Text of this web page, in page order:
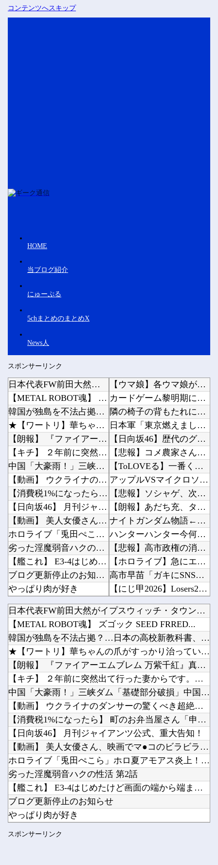
コンテンツへスキップ
HOME
当ブログ紹介
にゅーぷる
5chまとめのまとめX
News人
スポンサーリンク
日本代表FW前田大然がイプスウィッチ・タウンへ移籍決定！プレミアリーグ初挑戦
【METAL ROBOT魂】 ズゴック SEED FRREDOM ver明日予約開始！！キ...
韓国が独島を不法占拠？…日本の高校新教科書、また強引な主張＝韓国の反応
★【ワートリ】華ちゃんの爪がすっかり治っていればいいけどね
【朗報】 『ファイアーエムブレム 万紫千紅』真の主人公マイユニはキャラメイクが可能
【キチ】 ２年前に突然出て行った妻からです。「天井にへばりついてニタニタ笑ってないで出て行...
中国「大豪雨！」三峡ダム「基礎部分破損」中国「全力放流！」台風13号「中国上陸予測」台風1...
【動画】 ウクライナのダンサーの驚くべき超絶足技ダンスが凄すぎるｗ！！
【消費税1%になったら】 町のお弁当屋さん「申し訳ないがその分商品代を値上げして店頭価格を...
【日向坂46】 月刊ジャイアンツ公式、重大告知！
【動画】 美人女優さん、映画でマ●コのビラビラまでめくらせてしまうｗｗｗｗｗｗ
ホロライブ「兎田ぺこら」ホロ夏アモアス炎上！嘘が嫌い「姫森ルーナ」筋を通す「大空スバル」ケ...
劣った淫魔弱音ハクの性活 第2話
【艦これ】 E3-4はじめたけど画面の端から端まで行くんだな！
ブログ更新停止のお知らせ
やっぱり肉が好き
【FGO】 オシャレな店でオシャレな私服マシュがオシャレなパンケーキを食べてるイラスト！ ...
阪神タイガース三塁コーチ田中秀太、辞任要請
【オカルト】 なぜ人工宇宙のこの世界の方が、本物の宇宙より本物らしいのか？
Powered by livedoor 相互RSS
【ウマ娘】各ウマ娘が弱そうな場所他
カードゲーム黎明期にポケカやMTGと並んで大人気だったという誰も知らない謎のカードゲームが...
隣の椅子の背もたれに肘を置いてスロット打つ奴←これマジで意味分からん他
日本軍「東京燃えました。沖縄取られました。原爆落とされました」←これ他
【日向坂46】歴代のグループ在籍日数ランキングがこちら…他
【悲報】コメ農家さん「今年は安くなりすぎ」「こんな値段じゃ米作りをやめる人も多くなるんじゃ...
【ToLOVEる】一番くじ「To LOVEる-とらぶる-ダークネス」フィギュアあり【発売決...
アップルVSマイクロソフトならどっちが強いんや？他
【悲報】ソシャゲ、次々とサ終→会社が過去最多で倒産しまくってしまう・・・他
【朗報】あだち充、タッチの上杉達也が浅倉南に告白したシーンを完全再現ｗｗｗｗｗ他
ナイトガンダム物語←ナイトガンダムしか覚えてないという事実他
ハンターハンター今何やってるかわからないWWW他
【悲報】高市政権の消費税減税に反対している９人の自民党議員が全て判明！！！！ やっぱりコイ...
【ホロライブ】急にエッッなイラスト出してきてびっくりしたで他
高市早苗「ガキにSNSは早いやろ」SNS年齢制限法案提出検討他
【にじ甲2026】Losers2回戦第1試合：新台附属 - ギラギラホスト！ギラホスうおお...
「鬼滅の刃」があそこまでヒットしたのって、やっぱ『ノイズ』が一切無いからよな！！他
『MYST』シリーズって正直ADVゲームの最高傑作だよね他
【速報】AKB48が千葉ロッテ参戦、佐藤綺星の始球式＆3曲披露に裏住民歓喜ｗｗｗ他
【ウマ娘】スティルの音楽隊「ﾆｬｰﾝ」「ﾆｬｰﾝ」「ﾆｬｰﾝ」「ﾆｬｰﾝ?」他
【悲報】日本の警察が拳銃で凶悪犯を射殺すると「本当に正しかったのか？」と疑われる異常社会他
【速報】中比スカボロー礁を巡る問題で遂に米国参戦、まさかのこっち擁護であっち批判！！他
ファミコンミニ「2016年発売」←マジかよｗｗｗｗｗ他
次回の乃木ののゲストは5期生からこのメンバーが登場！！！【乃木坂46】他
Powered by livedoor 相互RSS
日本代表FW前田大然がイプスウィッチ・タウンへ移籍決定！プレ...
【METAL ROBOT魂】 ズゴック SEED FRRED...
韓国が独島を不法占拠？…日本の高校新教科書、また強引な主張＝...
★【ワートリ】華ちゃんの爪がすっかり治っていればいいけどね
【朗報】 『ファイアーエムブレム 万紫千紅』真の主人公マイユ...
【キチ】 ２年前に突然出て行った妻からです。「天井にへばりつ...
中国「大豪雨！」三峡ダム「基礎部分破損」中国「全力放流！」台...
【動画】 ウクライナのダンサーの驚くべき超絶足技ダンスが凄す...
【消費税1%になったら】 町のお弁当屋さん「申し訳ないがその...
【日向坂46】 月刊ジャイアンツ公式、重大告知！
【動画】 美人女優さん、映画でマ●コのビラビラまでめくらせて...
ホロライブ「兎田ぺこら」ホロ夏アモアス炎上！嘘が嫌い「姫森ル...
劣った淫魔弱音ハクの性活 第2話
【艦これ】 E3-4はじめたけど画面の端から端まで行くんだな...
ブログ更新停止のお知らせ
やっぱり肉が好き
阪神タイガース三塁コーチ田中秀太、辞任要請
スポンサーリンク